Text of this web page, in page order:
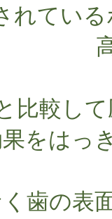
れてい
比較し
果をはっ
歯の表